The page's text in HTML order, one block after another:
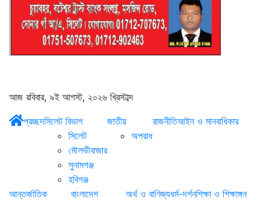
আজ রবিবার, ৯ই আগস্ট, ২০২৬ খ্রিস্টাব্দ
প্রচ্ছদসিলেট বিভাগ
সিলেট
মৌলভীবাজার
সুনামগঞ্জ
হবিগঞ্জ
জাতীয়
অপরাধ
রাজনীতিআইন ও মানবাধিকার
আন্তর্জাতিক
বাংলাদেশ
অর্থ ও বাণিজ্যধর্ম-দর্শনশিক্ষা ও শিক্ষাঙ্গন